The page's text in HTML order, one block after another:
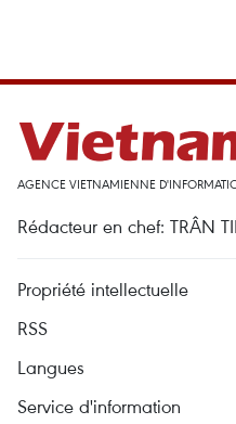
AGENCE VIETNAMIENNE
Rédacteur en chef: TRÂN
Propriété intellectuelle
RSS
Langues
Service d'information